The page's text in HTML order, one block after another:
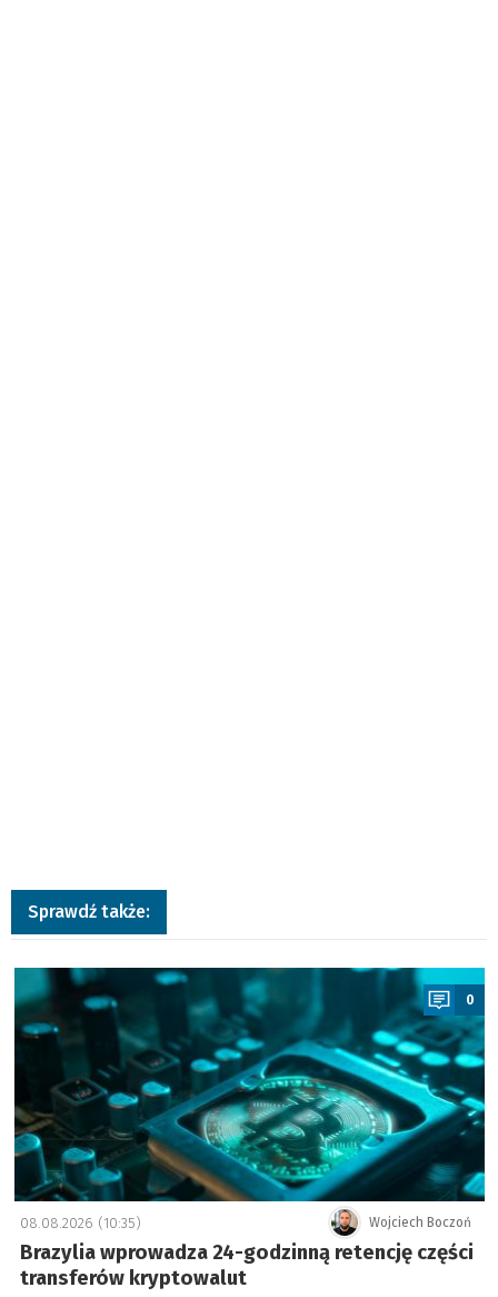
Sprawdź także:
a
0
Wojciech Boczoń
08.08.2026 (10:35)
Brazylia wprowadza 24-godzinną retencję części
transferów kryptowalut